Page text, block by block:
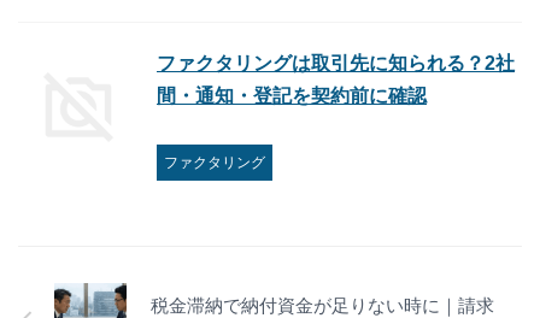
ファクタリングは取引先に知られる？2社
間・通知・登記を契約前に確認
ファクタリング
税金滞納で納付資金が足りない時に｜請求